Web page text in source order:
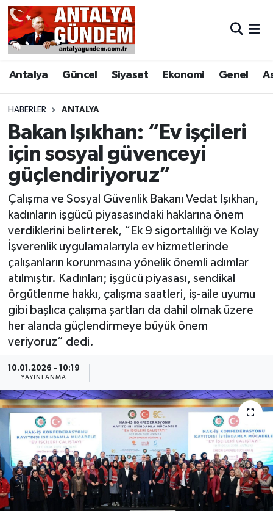
Antalya Güncel Siyaset Ekonomi Genel
HABERLER ANTALYA
Bakan Işıkhan: “Ev işçileri
için sosyal güvenceyi
güçlendiriyoruz”
Çalışma ve Sosyal Güvenlik Bakanı Vedat Işıkhan,
kadınların işgücü piyasasındaki haklarına önem
verdiklerini belirterek, “Ek 9 sigortalılığı ve Kolay
İşverenlik uygulamalarıyla ev hizmetlerinde
çalışanların korunmasına yönelik önemli adımlar
atılmıştır. Kadınları; işgücü piyasası, sendikal
örgütlenme hakkı, çalışma saatleri, iş-aile uyumu
gibi başlıca çalışma şartları da dahil olmak üzere
her alanda güçlendirmeye büyük önem
veriyoruz” dedi.
10.01.2026 - 10:19
YAYINLANMA
Antalya
Asayiş
Bilim & Teknoloji
Bölge
EĞİTİM
Ekonomi
Genel
Görüntülü Haber
Güncel
Kültür & Sanat
Resmi İlan
Sağlık & Yaşam
Siyaset
Spor
Antalya Nöbetçi Eczaneler
Antalya Hava Durumu
Antalya Namaz Vakitleri
Antalya Trafik Yoğunluk Haritası
Süper Lig Puan Durumu ve Fikstür
Tüm Manşetler
Son Dakika Haberleri
Haber Arşivi